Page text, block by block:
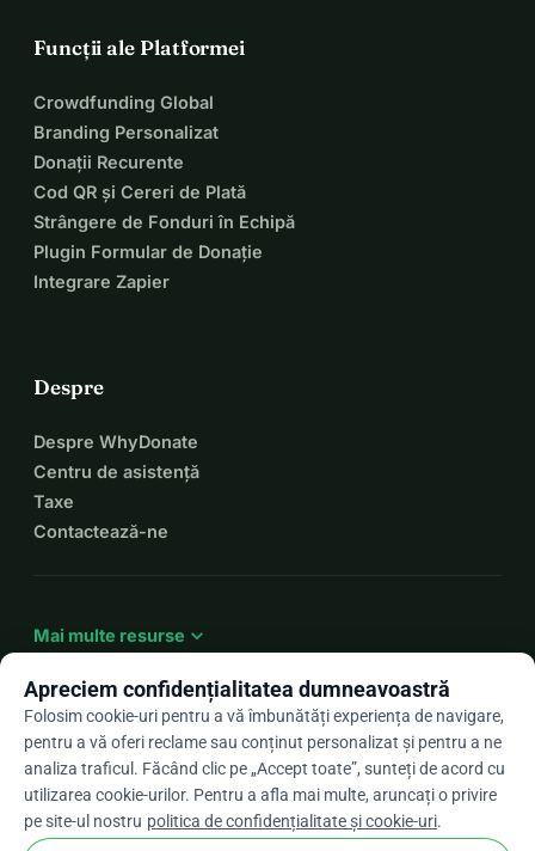
Funcții ale Platformei
Crowdfunding Global
Branding Personalizat
Donații Recurente
Cod QR și Cereri de Plată
Strângere de Fonduri în Echipă
Plugin Formular de Donație
Integrare Zapier
Despre
Despre WhyDonate
Centru de asistență
Taxe
Contactează-ne
Mai multe resurse expand_more
Roarrow_drop_down
★★★★★4,9 / 5 pe baza a peste 500 de recenzii
Apreciem confidențialitatea dumneavoastră
Folosim cookie-uri pentru a vă îmbunătăți experiența de navigare,
pentru a vă oferi reclame sau conținut personalizat și pentru a ne
analiza traficul. Făcând clic pe „Accept toate”, sunteți de acord cu
utilizarea cookie-urilor. Pentru a afla mai multe, aruncați o privire
pe site-ul nostru politica de confidențialitate și cookie-uri.